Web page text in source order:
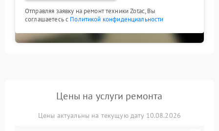
Отправляя заявку на ремонт техники Zotac, Вы
соглашаетесь с Политикой конфиденциальности
Цены на услуги ремонта
Цены актуальны на текущую дату 10.08.2026